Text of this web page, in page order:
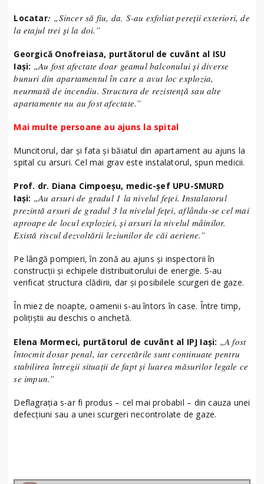
Locatar: „Sincer să fiu, da. S-au exfoliat pereții exteriori, de
la etajul trei și la doi.”
Georgică Onofreiasa, purtătorul de cuvânt al ISU
Iași: „Au fost afectate doar geamul balconului și diverse
bunuri din apartamentul în care a avut loc explozia,
neurmată de incendiu. Structura de rezistență sau alte
apartamente nu au fost afectate.”
Mai multe persoane au ajuns la spital
Muncitorul, dar și fata și băiatul din apartament au ajuns la
spital cu arsuri. Cel mai grav este instalatorul, spun medicii.
Prof. dr. Diana Cimpoeșu, medic-șef UPU-SMURD
Iași: „Au arsuri de gradul 1 la nivelul feței. Instalatorul
prezintă arsuri de gradul 3 la nivelul feței, aflându-se cel mai
aproape de locul exploziei, și arsuri la nivelul mâinilor.
Există riscul dezvoltării leziunilor de căi aeriene.”
Pe lângă pompieri, în zonă au ajuns și inspectorii în
construcții și echipele distribuitorului de energie. S-au
verificat structura clădirii, dar și posibilele scurgeri de gaze.
În miez de noapte, oamenii s-au întors în case. Între timp,
polițiștii au deschis o anchetă.
Elena Mormeci, purtătorul de cuvânt al IPJ Iași: „A fost
întocmit dosar penal, iar cercetările sunt continuate pentru
stabilirea întregii situații de fapt și luarea măsurilor legale ce
se impun.”
Deflagrația s-ar fi produs – cel mai probabil – din cauza unei
defecțiuni sau a unei scurgeri necontrolate de gaze.